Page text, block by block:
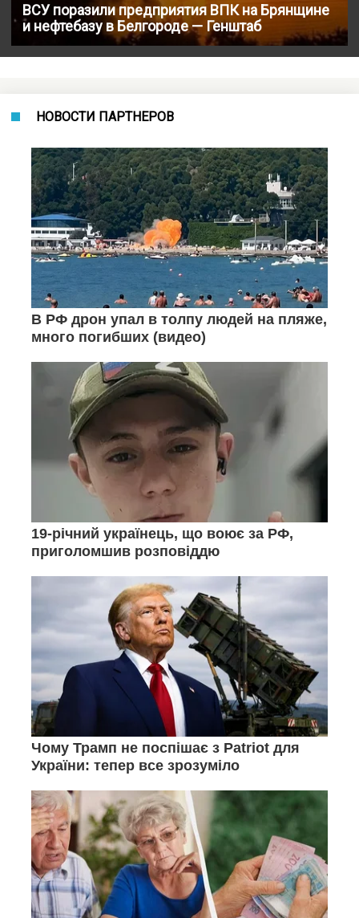
ВСУ поразили предприятия ВПК на Брянщине
и нефтебазу в Белгороде — Генштаб
НОВОСТИ ПАРТНЕРОВ